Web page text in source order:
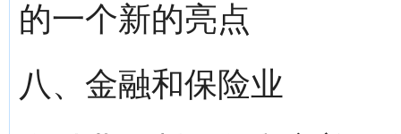
的一个新的亮点
八、金融和保险业